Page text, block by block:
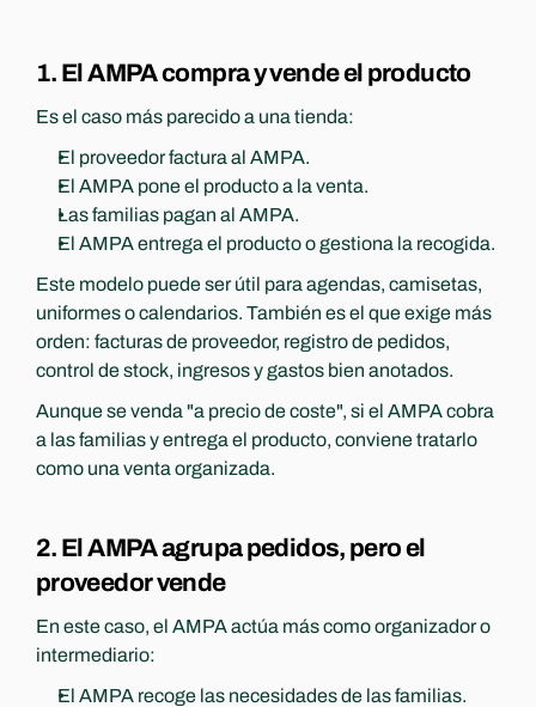
1. El AMPA compra y vende el producto
Es el caso más parecido a una tienda:
El proveedor factura al AMPA.
El AMPA pone el producto a la venta.
Las familias pagan al AMPA.
El AMPA entrega el producto o gestiona la recogida.
Este modelo puede ser útil para agendas, camisetas,
uniformes o calendarios. También es el que exige más
orden: facturas de proveedor, registro de pedidos,
control de stock, ingresos y gastos bien anotados.
Aunque se venda "a precio de coste", si el AMPA cobra
a las familias y entrega el producto, conviene tratarlo
como una venta organizada.
2. El AMPA agrupa pedidos, pero el
proveedor vende
En este caso, el AMPA actúa más como organizador o
intermediario:
El AMPA recoge las necesidades de las familias.